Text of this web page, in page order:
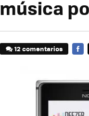
música
12 comentarios